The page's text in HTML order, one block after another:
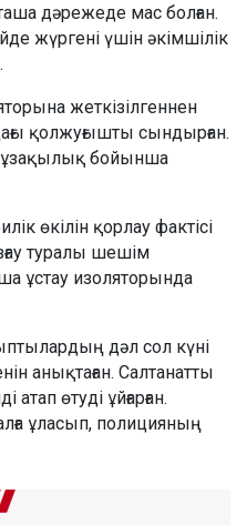
дәрежеде мас болған.
жүргені үшін әкімшілік
жеткізілгеннен
қолжуғышты сындырған.
бойынша
өкілін қорлау фактісі
туралы шешім
ұстау изоляторында
дәл сол күні
анықтаған. Салтанатты
өтуді ұйғарған.
ұласып, полицияның